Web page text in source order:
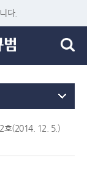
다.
호(2014. 12. 5.)